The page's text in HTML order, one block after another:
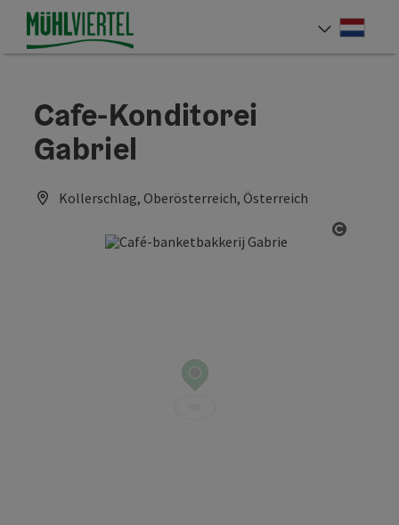
InhoudAccesskey
[0]
NavigatieAccesskey
[1]
PaginabeginAccesskey
[2]
Cafe-Konditorei
Gabriel
Kollerschlag, Oberösterreich, Österreich